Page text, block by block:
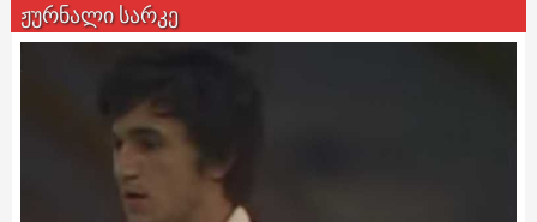
ჟურნალი სარკე